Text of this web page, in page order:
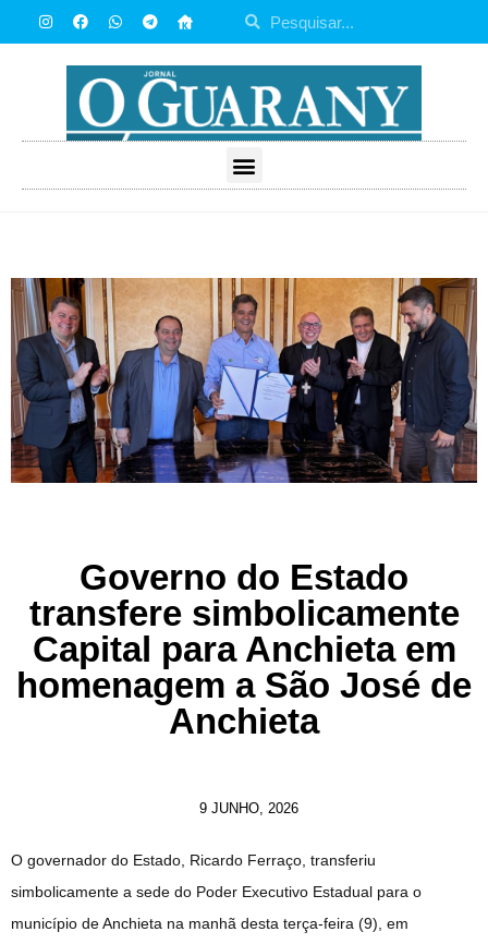
Governo do Estado
transfere simbolicamente
Capital para Anchieta em
homenagem a São José de
Anchieta
9 JUNHO, 2026
O governador do Estado, Ricardo Ferraço, transferiu
simbolicamente a sede do Poder Executivo Estadual para o
município de Anchieta na manhã desta terça-feira (9), em